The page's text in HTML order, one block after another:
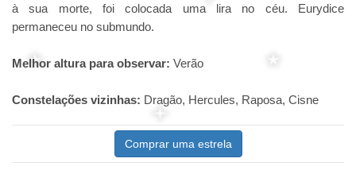
à sua morte, foi colocada uma lira no céu. Eurydice
permaneceu no submundo.
Melhor altura para observar: Verão
Constelações vizinhas: Dragão, Hercules, Raposa, Cisne
Comprar uma estrela